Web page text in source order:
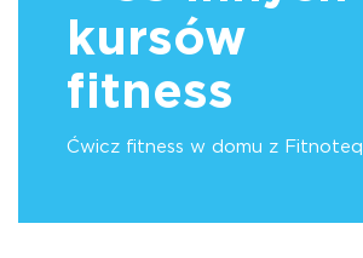
kursów
fitness
Ćwicz fitness w domu z Fitnoteq